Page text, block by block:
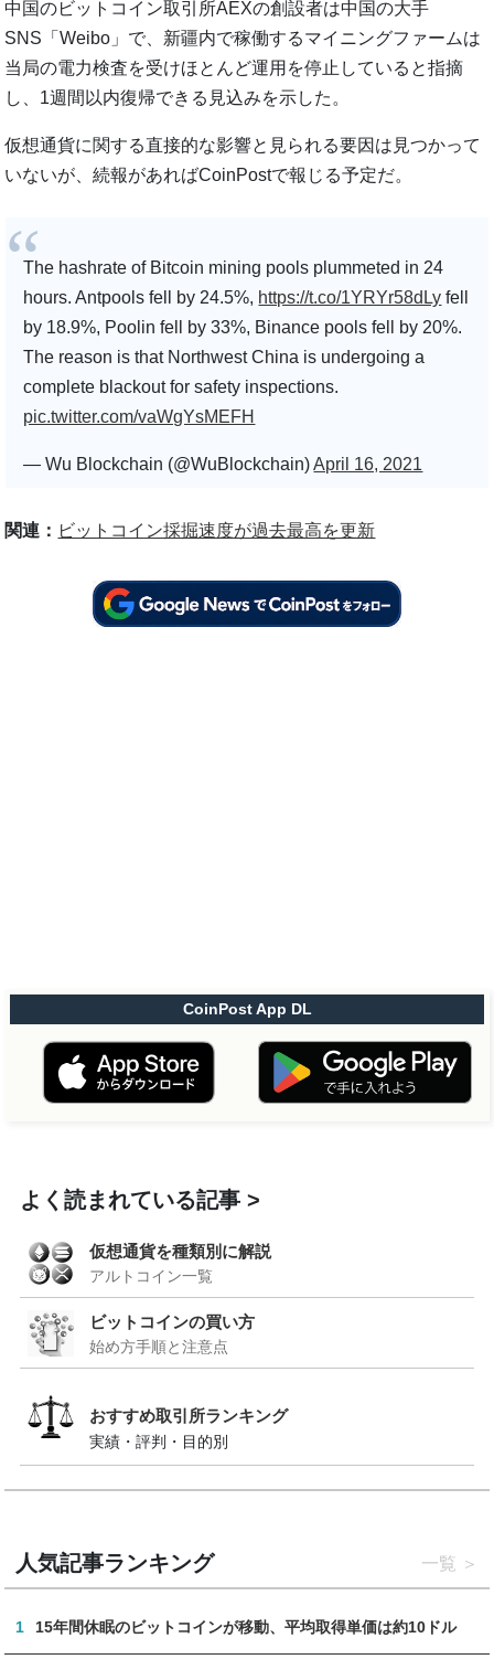
中国のビットコイン取引所AEXの創設者は中国の大手
SNS「Weibo」で、新疆内で稼働するマイニングファームは
当局の電力検査を受けほとんど運用を停止していると指摘
し、1週間以内復帰できる見込みを示した。
仮想通貨に関する直接的な影響と見られる要因は見つかって
いないが、続報があればCoinPostで報じる予定だ。
The hashrate of Bitcoin mining pools plummeted in 24
hours. Antpools fell by 24.5%, https://t.co/1YRYr58dLy fell
by 18.9%, Poolin fell by 33%, Binance pools fell by 20%.
The reason is that Northwest China is undergoing a
complete blackout for safety inspections.
pic.twitter.com/vaWgYsMEFH
— Wu Blockchain (@WuBlockchain)April 16, 2021
関連： ビットコイン採掘速度が過去最高を更新
CoinPost App DL
よく読まれている記事
仮想通貨を種類別に解説
アルトコイン一覧
ビットコインの買い方
始め方手順と注意点
おすすめ取引所ランキング
実績・評判・目的別
人気記事ランキング 一覧
1 15年間休眠のビットコインが移動、平均取得単価は約10ドル